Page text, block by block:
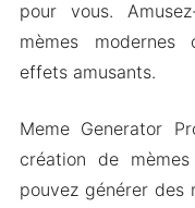
pour vous.
mèmes modernes
effets amusants.
Meme Generator
création de
pouvez générer des